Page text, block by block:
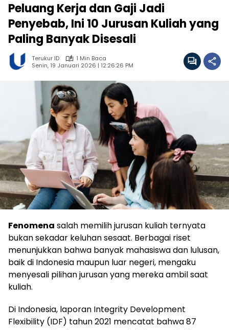
Peluang Kerja dan Gaji Jadi
Penyebab, Ini 10 Jurusan Kuliah yang
Paling Banyak Disesali
Terukur ID
1 Min Baca
Senin, 19 Januari 2026 | 12:26:26 PM
Fenomena salah memilih jurusan kuliah ternyata
bukan sekadar keluhan sesaat. Berbagai riset
menunjukkan bahwa banyak mahasiswa dan lulusan,
baik di Indonesia maupun luar negeri, mengaku
menyesali pilihan jurusan yang mereka ambil saat
kuliah.
Di Indonesia, laporan Integrity Development
Flexibility (IDF) tahun 2021 mencatat bahwa 87